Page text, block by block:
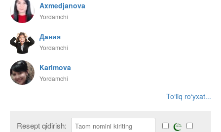
Axmedjanova
Yordamchi
Дания
Yordamchi
Karimova
Yordamchi
To‘liq ro‘yxat...
Resept qidirish: